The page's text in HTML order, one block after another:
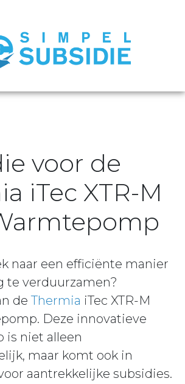
voor de
iTec XTR-M
naar een efficiënte manier
te verduurzamen?
deThermia iTec XTR-M
Deze innovatieve
is niet alleen
maar komt ook in
aantrekkelijke subsidies.